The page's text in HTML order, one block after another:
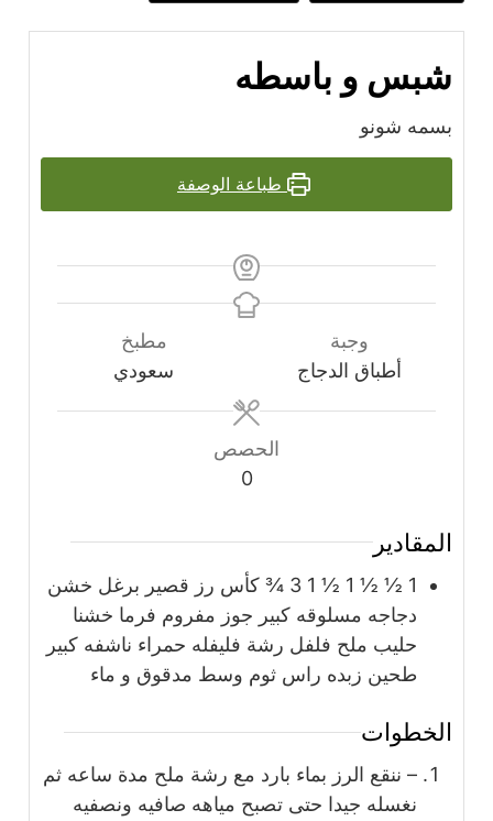
و باسطه
شونو
طباعة الوصفة
أطباق الدجاج
مطبخ
سعودي
الحصص
كأس رز قصير برغل خشن
دجاجه مسلوقه كبير جوز مفروم فرما خشنا
حليب ملح فلفل رشة فليفله حمراء ناشفه كبير
طحين زبده راس ثوم وسط مدقوق و ماء
– ننقع الرز بماء بارد مع رشة ملح مدة ساعه ثم
نغسله جيدا حتى تصبح مياهه صافيه ونصفيه